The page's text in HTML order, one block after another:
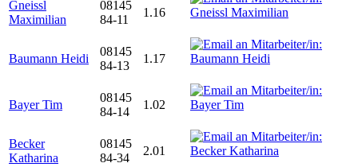
Gneissl
Maximilian
08145
84-11
1.16
Baumann Heidi
08145
84-13
1.17
Bayer Tim
08145
84-14
1.02
Becker
Katharina
08145
84-34
2.01